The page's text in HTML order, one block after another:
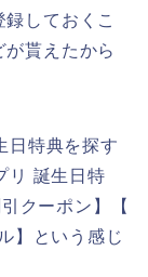
しておくこ
貰えたから
日特典を探す
リ 誕生日特
クーポン】【
】という感じ